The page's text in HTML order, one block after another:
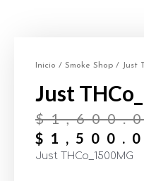
Inicio / Smoke Shop / Just
Just
$
$
Just THCo_1500MG